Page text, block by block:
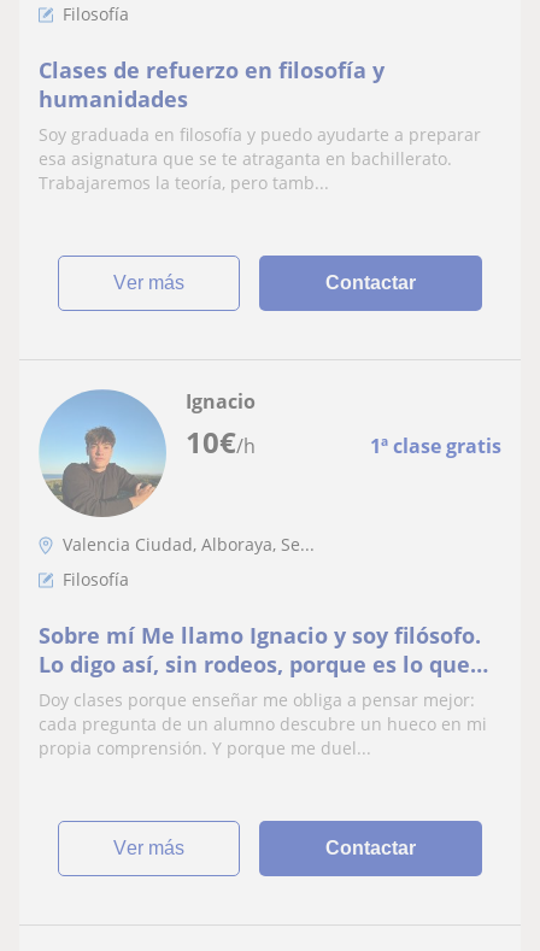
Filosofía
Clases de refuerzo en filosofía y
humanidades
Soy graduada en filosofía y puedo ayudarte a preparar
esa asignatura que se te atraganta en bachillerato.
Trabajaremos la teoría, pero tamb...
ver más Contactar
10€/h 1ª clase gratis
Ignacio
Valencia Ciudad, Alboraya, Se...
Filosofía
Sobre mí Me llamo Ignacio y soy filósofo.
Lo digo así, sin rodeos, porque es lo que
soy y lo que hago,
Doy clases porque enseñar me obliga a pensar mejor:
cada pregunta de un alumno descubre un hueco en mi
propia comprensión. Y porque me duel...
ver más Contactar